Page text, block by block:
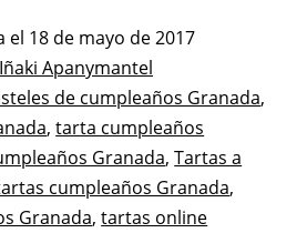
el 18 de mayo de 2017
Iñaki Apanymantel
de cumpleaños Granada,
,tarta cumpleaños
Granada,Tartas a
cumpleaños Granada,
Granada,tartas online